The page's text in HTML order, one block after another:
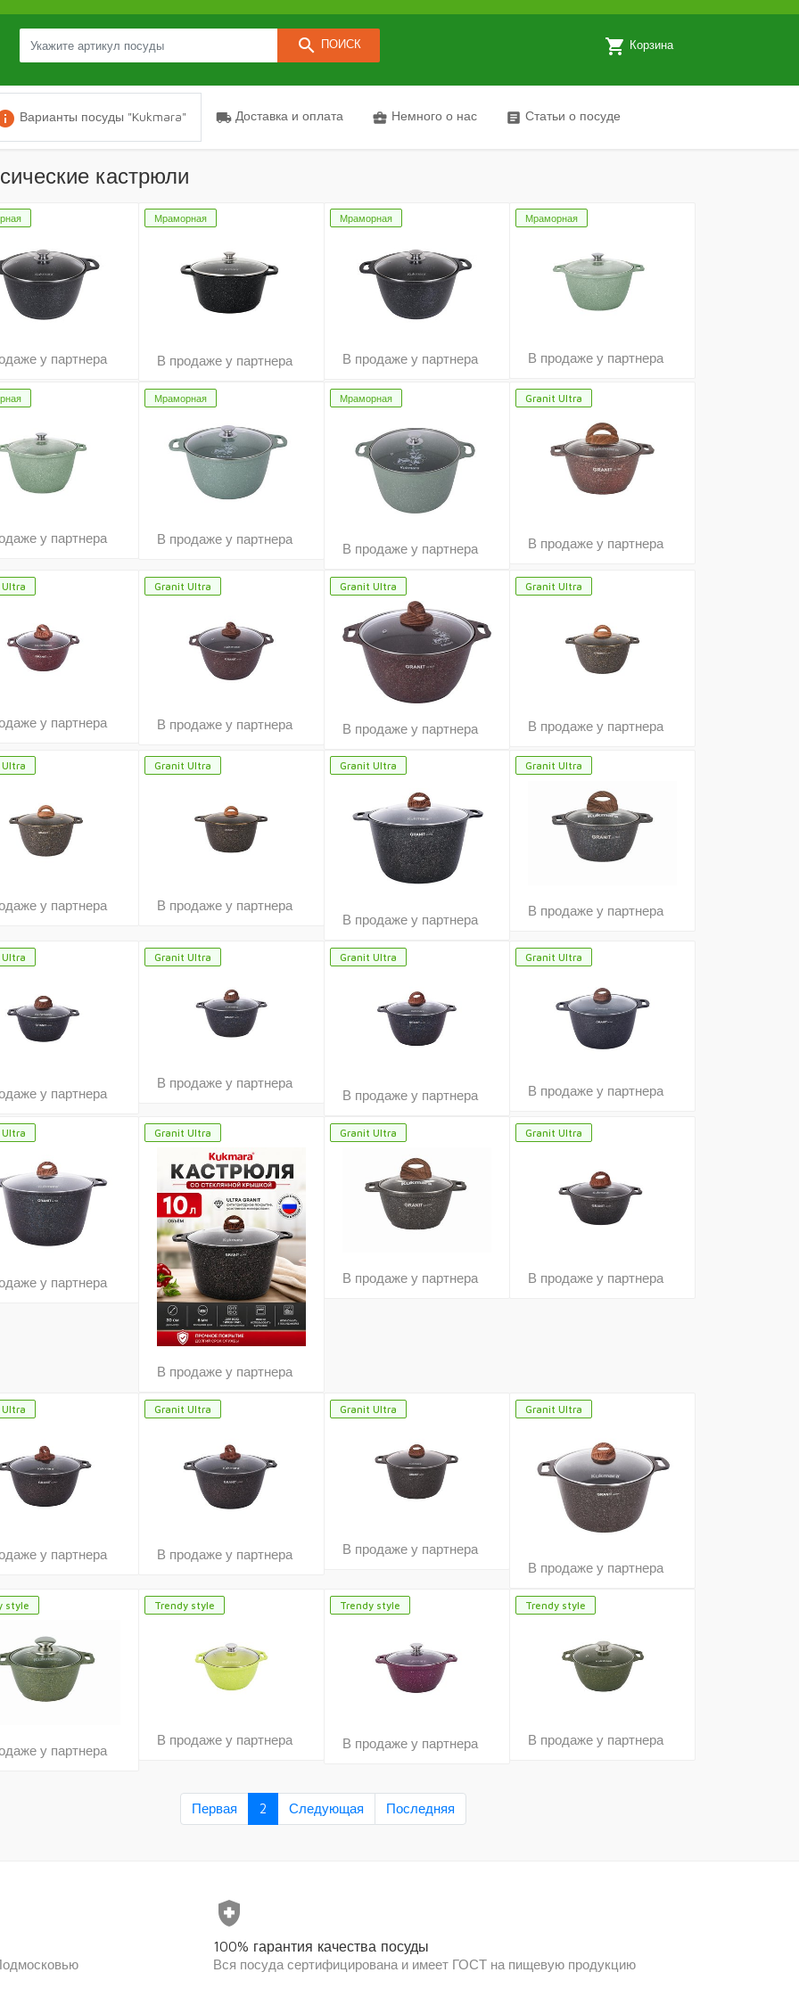
search ПОИСК local_grocery_store Корзина
Варианты посуды "Kukmara" local_shipping Доставка и оплата business_center Немного о нас article Статьи о посуде
кастрюли
у партнера
Мраморная
В продаже у партнера
Мраморная
В продаже у партнера
Мраморная
В продаже у партнера
у партнера
Мраморная
В продаже у партнера
Мраморная
В продаже у партнера
Granit Ultra
В продаже у партнера
у партнера
Granit Ultra
В продаже у партнера
Granit Ultra
В продаже у партнера
Granit Ultra
В продаже у партнера
у партнера
Granit Ultra
В продаже у партнера
Granit Ultra
В продаже у партнера
Granit Ultra
В продаже у партнера
у партнера
Granit Ultra
В продаже у партнера
Granit Ultra
В продаже у партнера
Granit Ultra
В продаже у партнера
у партнера
Granit Ultra
В продаже у партнера
Granit Ultra
В продаже у партнера
Granit Ultra
В продаже у партнера
у партнера
Granit Ultra
В продаже у партнера
Granit Ultra
В продаже у партнера
Granit Ultra
В продаже у партнера
style
у партнера
Trendy style
В продаже у партнера
Trendy style
В продаже у партнера
Trendy style
В продаже у партнера
Первая 2 Следующая Последняя
health_and_safety
100% гарантия качества посуды
Вся посуда сертифицирована и имеет ГОСТ на пищевую продукцию